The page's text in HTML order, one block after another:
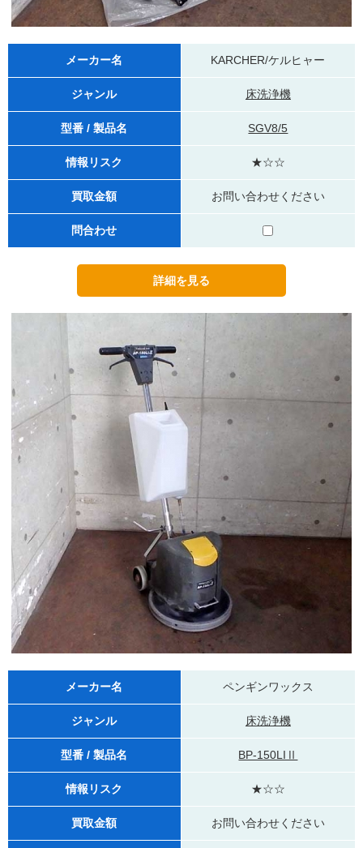
メーカー名 KARCHER/ケルヒャー
ジャンル 床洗浄機
型番 / 製品名 SGV8/5
情報リスク ★☆☆
買取金額 お問い合わせください
問合わせ
メーカー名 ペンギンワックス
ジャンル 床洗浄機
型番 / 製品名 BP-150LIⅡ
情報リスク ★☆☆
買取金額 お問い合わせください